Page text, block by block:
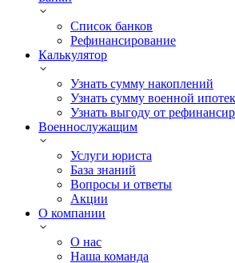
Список банков
Рефинансирование
Калькулятор
Узнать сумму накоплений
Узнать сумму военной
Узнать выгоду от
Военнослужащим
Услуги юриста
База знаний
Вопросы и ответы
Акции
О компании
О нас
Наша команда